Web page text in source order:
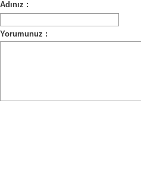
Adınız :
Yorumunuz :